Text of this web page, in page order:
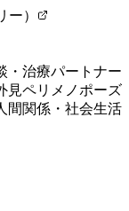
）
・治療パートナー
見ペリメノポーズ
間関係・社会生活